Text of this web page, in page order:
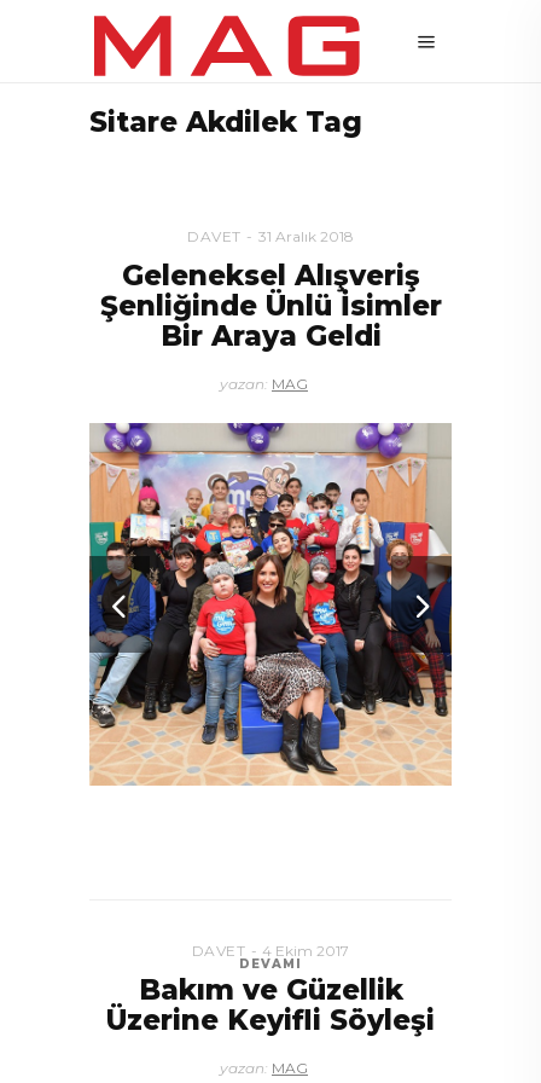
Sitare Akdilek Tag
DAVET 31 Aralık 2018
Geleneksel Alışveriş
Şenliğinde Ünlü İsimler
Bir Araya Geldi
yazan: MAG
DEVAMI
DAVET 4 Ekim 2017
Bakım ve Güzellik
Üzerine Keyifli Söyleşi
yazan: MAG